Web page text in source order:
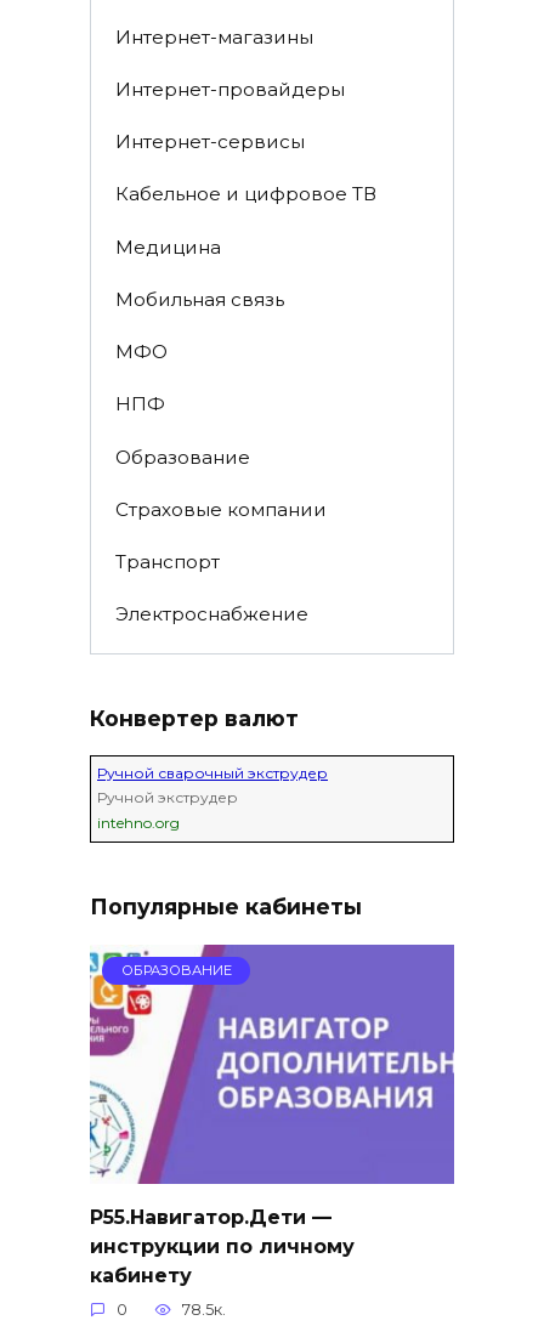
Интернет-магазины
Интернет-провайдеры
Интернет-сервисы
Кабельное и цифровое ТВ
Медицина
Мобильная связь
МФО
НПФ
Образование
Страховые компании
Транспорт
Электроснабжение
Конвертер валют
Ручной сварочный экструдер
Ручной экструдер
intehno.org
Популярные кабинеты
ОБРАЗОВАНИЕ
Р55.Навигатор.Дети —
инструкции по личному
кабинету
0 78.5к.